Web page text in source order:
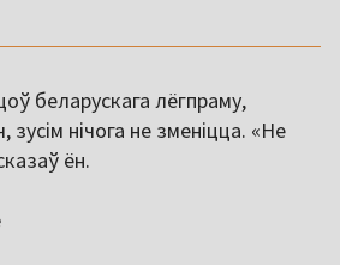
беларускага лёгпраму,
зусім нічога не зменіцца. «Не
ён.